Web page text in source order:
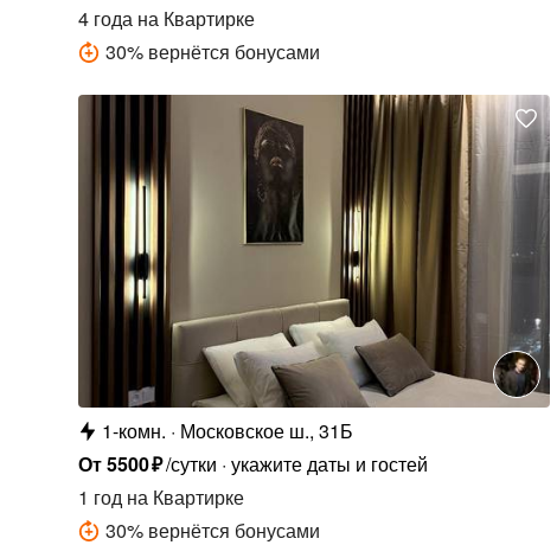
4 годана Квартирке
30% вернётся бонусами
1-комн.
Московское ш., 31Б
От5500₽/сутки укажите даты и гостей
1 годна Квартирке
30% вернётся бонусами